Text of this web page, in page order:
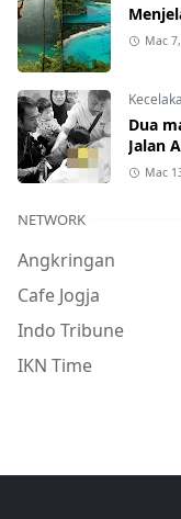
Mac
Dua
Jalan
Mac
NETWORK
Angkringan
Cafe Jogja
Indo Tribune
IKN Time